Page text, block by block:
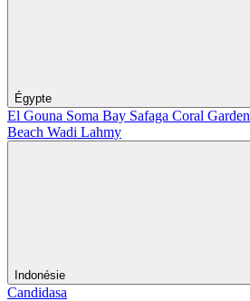
Égypte
El Gouna Soma Bay Safaga Coral Garden
Beach Wadi Lahmy
Indonésie
Candidasa